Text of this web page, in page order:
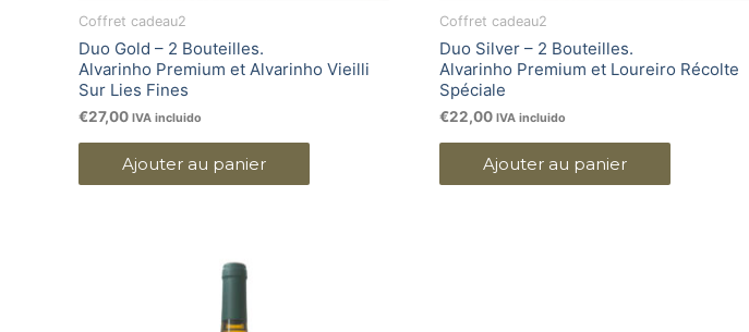
Coffret cadeau2
Duo Gold – 2 Bouteilles.
Alvarinho Premium et Alvarinho Vieilli
Sur Lies Fines
€27,00 IVA incluido
Ajouter au panier
Coffret cadeau2
Duo Silver – 2 Bouteilles.
Alvarinho Premium et Loureiro Récolte
Spéciale
€22,00 IVA incluido
Ajouter au panier